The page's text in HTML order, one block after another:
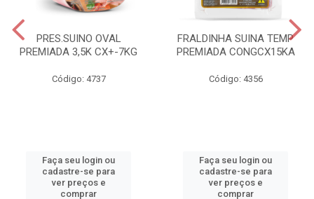
PRES.SUINO OVAL
PREMIADA 3,5K CX+-7KG
Código: 4737
Faça seu login ou
cadastre-se para
ver preços e
comprar
FRALDINHA SUINA TEMP
PREMIADA CONGCX15KA
Código: 4356
Faça seu login ou
cadastre-se para
ver preços e
comprar